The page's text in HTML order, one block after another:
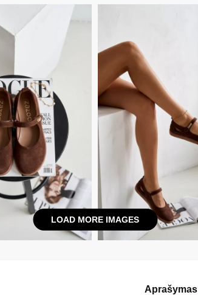
LOAD MORE IMAGES
Aprašymas